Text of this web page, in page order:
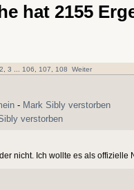
hat 2155
2 3 106 107 108 Weiter
- Mark Sibly verstorben
verstorben
nicht. Ich wollte es als offizielle